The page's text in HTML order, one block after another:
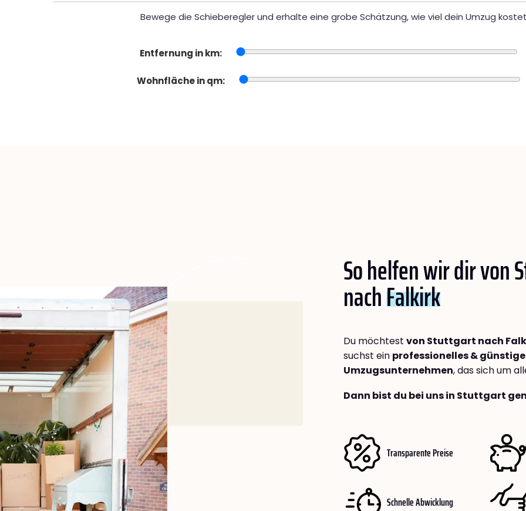
Bewege die Schieberegler und erhalte eine grobe Schätzung, wie viel dein Umzug
Entfernung in km:
Wohnfläche in qm:
So helfen wir dir von
nachFalkirk
Du möchtest von Stuttgart nach
suchst ein professionelles &
Umzugsunternehmen, das sich um
Dann bist du bei uns in Stuttgart
Transparente Preise
Schnelle Abwicklung